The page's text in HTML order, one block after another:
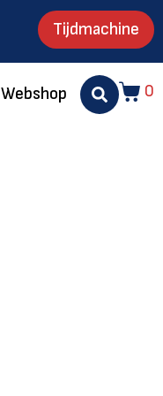
Tijdmachine
Webshop 0